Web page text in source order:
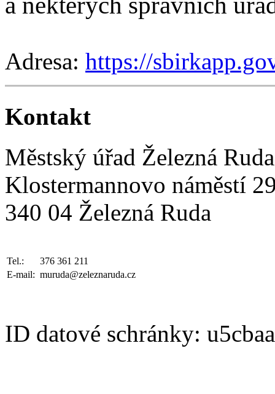
Adresa: https://
Kontakt
Městský úřad Železná Ruda
Klostermannovo náměstí
340 04 Železná Ruda
Tel.:
376 361 211
E-mail: muruda@zeleznaruda.cz
ID datové schránky: